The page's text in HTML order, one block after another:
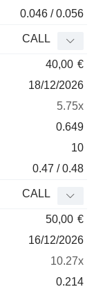
0.046 / 0.056
CALL
40,00 €
18/12/2026
5.75x
0.649
10
0.47 / 0.48
CALL
50,00 €
16/12/2026
10.27x
0.214